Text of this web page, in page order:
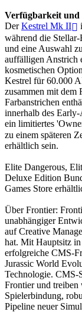
Verfügbarkeit und
DerKestrel Mk II
während die
und eine Auswahl
auffälligen Anstrich
kosmetischen
Kestrel für 60.000
zusammen mit dem
Farbanstrichen
innerhalb des
ein limitiertes
zu einem späteren
erhältlich sein.
Elite Dangerous,
Deluxe Edition
Games Store
Über Frontier:
unabhängiger
auf Creative
hat. Mit Hauptsitz
erfolgreiche CMS-
Jurassic World
Technologie. CMS-
Frontier und treiben
Spielerbindung,
Pipeline neuer